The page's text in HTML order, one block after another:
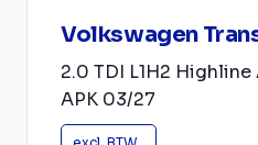
Volkswagen
2.0 TDI L1H2
APK 03/27